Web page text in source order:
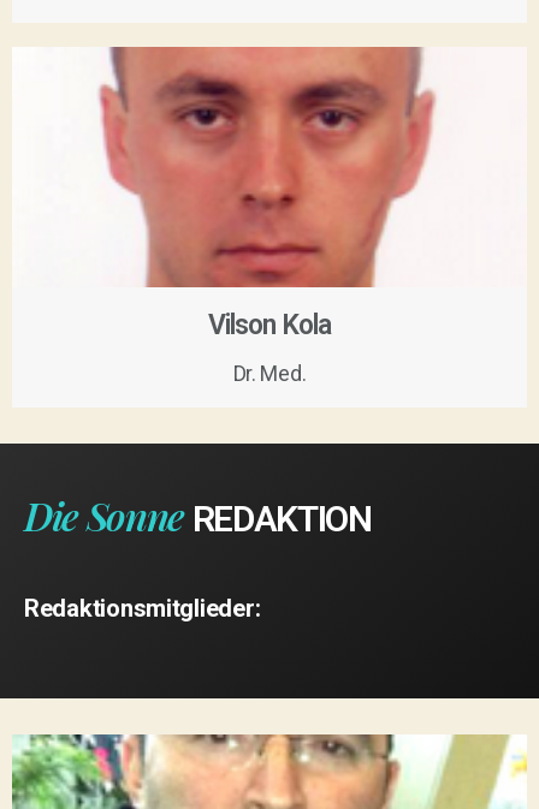
Vilson Kola
Dr. Med.
Die Sonne REDAKTION
Redaktionsmitglieder: